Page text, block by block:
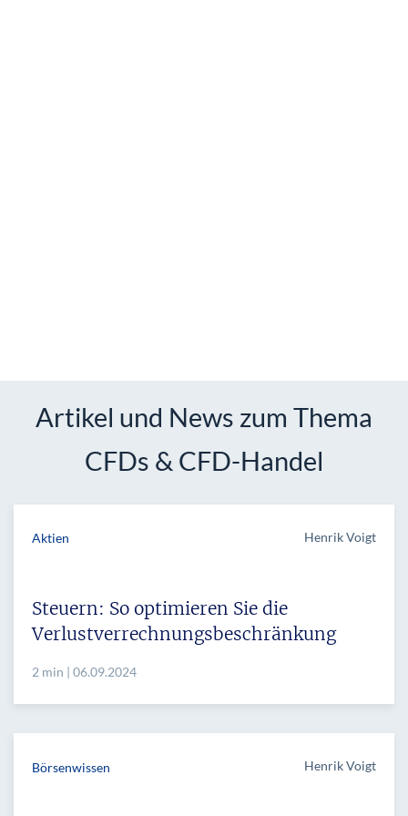
Artikel und News zum Thema
CFDs & CFD-Handel
Aktien Henrik Voigt
Steuern: So optimieren Sie die
Verlustverrechnungsbeschränkung
2 min | 06.09.2024
Börsenwissen Henrik Voigt